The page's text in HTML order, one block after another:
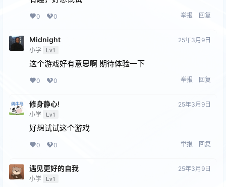
0 0 举报 回复
Midnight
小学 Lv1
25年3月9日
这个游戏好有意思啊 期待体验一下
0 0 举报 回复
修身静心!
小学 Lv1
25年3月9日
好想试试这个游戏
0 0 举报 回复
遇见更好的⾃我
小学 Lv1
25年3月9日